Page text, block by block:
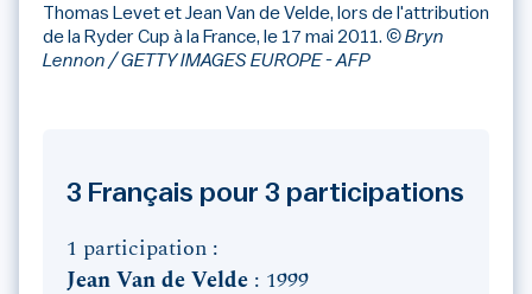
Thomas Levet et Jean Van de Velde, lors de l'attribution
de la Ryder Cup à la France, le 17 mai 2011. © Bryn
Lennon / GETTY IMAGES EUROPE - AFP
3 Français pour 3 participations
1 participation :
Jean Van de Velde : 1999